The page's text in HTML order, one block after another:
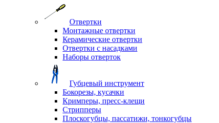
Отвертки
Монтажные отвертки
Керамические отвертки
Отвертки с насадками
Наборы отверток
Губцевый инструмент
Бокорезы, кусачки
Кримперы, пресс-клещи
Стрипперы
Плоскогубцы, пассатижи, тонкогубцы